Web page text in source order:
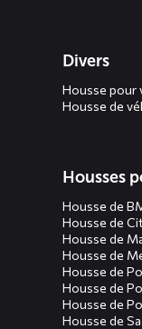
Divers
Housse pour
Housse de
Housses
Housse de
Housse de
Housse de
Housse de
Housse de
Housse de
Housse de
Housse de